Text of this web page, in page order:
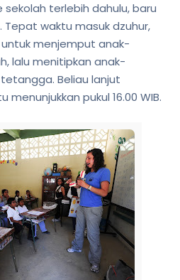
terlebih dahulu, baru
Tepat waktu masuk dzuhur,
untuk menjemput anak-
lalu menitipkan anak-
Beliau lanjut
pukul 16.00 WIB.